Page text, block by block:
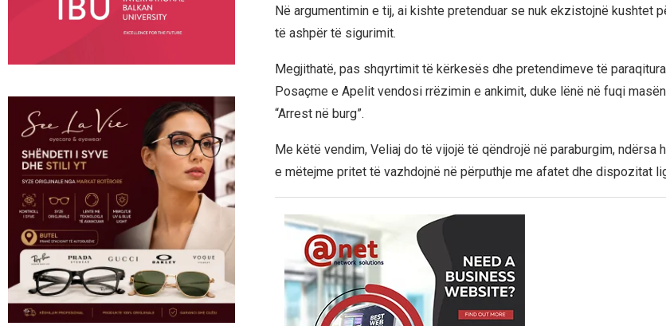
Në argumentimin e tij, ai kishte pretenduar se nuk ekzistojnë kushtet
të ashpër të sigurimit.
Megjithatë, pas shqyrtimit të kërkesës dhe pretendimeve të paraqitura
Posaçme e Apelit vendosi rrëzimin e ankimit, duke lënë në fuqi
“Arrest në burg”.
Me këtë vendim, Veliaj do të vijojë të qëndrojë në paraburgim, ndërsa
e mëtejme pritet të vazhdojnë në përputhje me afatet dhe dispozitat